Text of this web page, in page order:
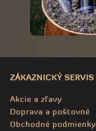
ZÁKAZNICKÝ SERVIS
Akcie a zľavy
Doprava a poštovné
Obchodné podmienky